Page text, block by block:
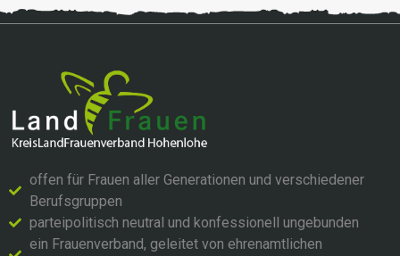
offen für Frauen aller Generationen und verschiedener
Berufsgruppen
parteipolitisch neutral und konfessionell ungebunden
ein Frauenverband, geleitet von ehrenamtlichen